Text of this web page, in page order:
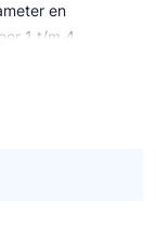
en
1 t/m 4
(A) of als
lasaansluiting. De
het huis